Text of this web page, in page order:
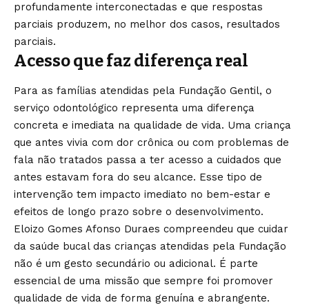
profundamente interconectadas e que respostas
parciais produzem, no melhor dos casos, resultados
parciais.
Acesso que faz diferença real
Para as famílias atendidas pela Fundação Gentil, o
serviço odontológico representa uma diferença
concreta e imediata na qualidade de vida. Uma criança
que antes vivia com dor crônica ou com problemas de
fala não tratados passa a ter acesso a cuidados que
antes estavam fora do seu alcance. Esse tipo de
intervenção tem impacto imediato no bem-estar e
efeitos de longo prazo sobre o desenvolvimento.
Eloizo Gomes Afonso Duraes compreendeu que cuidar
da saúde bucal das crianças atendidas pela Fundação
não é um gesto secundário ou adicional. É parte
essencial de uma missão que sempre foi promover
qualidade de vida de forma genuína e abrangente.